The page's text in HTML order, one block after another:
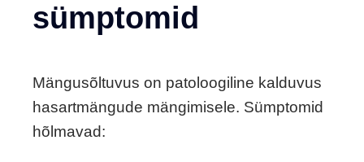
sümptomid
Mängusõltuvus on patoloogiline kalduvus
hasartmängude mängimisele. Sümptomid
hõlmavad: